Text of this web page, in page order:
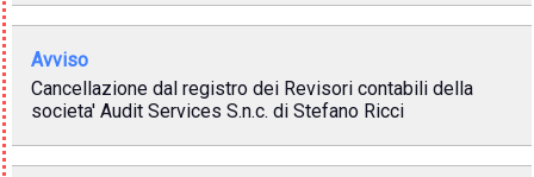
Avviso
Cancellazione dal registro dei Revisori contabili della
societa' Audit Services S.n.c. di Stefano Ricci